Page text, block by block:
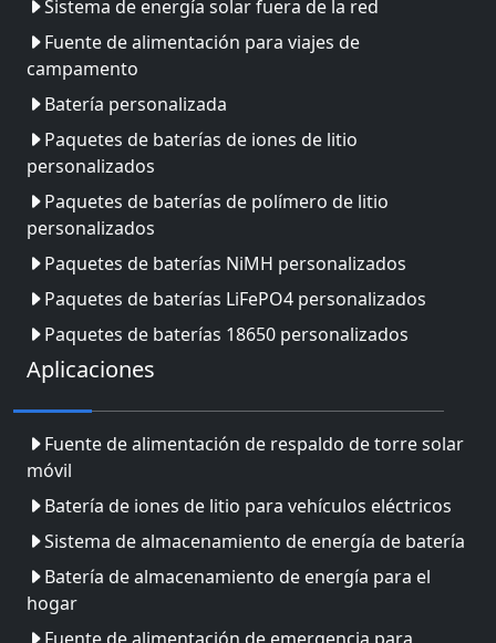
Sistema de energía solar fuera de la red
Fuente de alimentación para viajes de
campamento
Batería personalizada
Paquetes de baterías de iones de litio
personalizados
Paquetes de baterías de polímero de litio
personalizados
Paquetes de baterías NiMH personalizados
Paquetes de baterías LiFePO4 personalizados
Paquetes de baterías 18650 personalizados
Aplicaciones
Fuente de alimentación de respaldo de torre solar
móvil
Batería de iones de litio para vehículos eléctricos
Sistema de almacenamiento de energía de batería
Batería de almacenamiento de energía para el
hogar